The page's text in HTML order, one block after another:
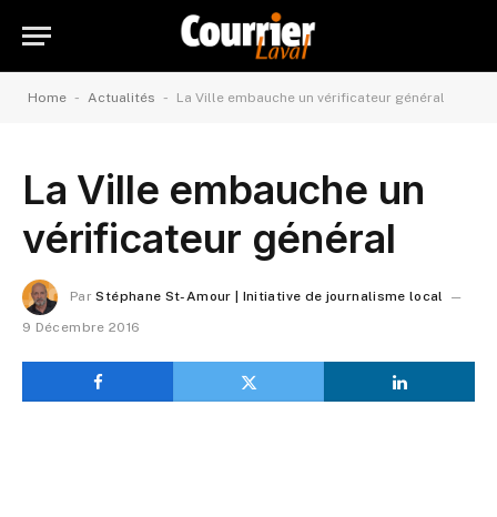
Home - Actualités - La Ville embauche un vérificateur général
La Ville embauche un
vérificateur général
Par Stéphane St-Amour | Initiative de journalisme local
9 Décembre 2016